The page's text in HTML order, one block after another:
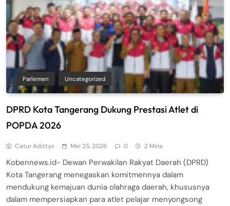
Parlemen Uncategorized
DPRD Kota Tangerang Dukung Prestasi Atlet di
POPDA 2026
Catur Adittyo Mei 25, 2026 0 2 Mins
Kobennews.id- Dewan Perwakilan Rakyat Daerah (DPRD)
Kota Tangerang menegaskan komitmennya dalam
mendukung kemajuan dunia olahraga daerah, khususnya
dalam mempersiapkan para atlet pelajar menyongsong